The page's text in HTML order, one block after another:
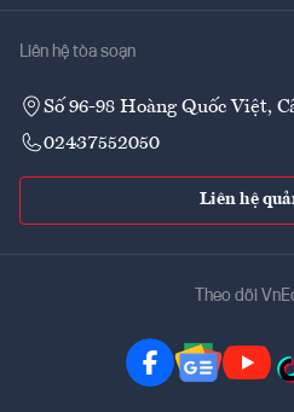
Liên hệ tòa soạn
Số 96-98 Hoàng Quốc Việt,
02437552050
Liên hệ
Theo dõi